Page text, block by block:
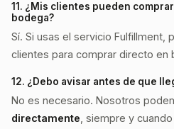
11. ¿Mis clientes pueden
bodega?
Sí. Si usas el servicio Fulfillment,
clientes para comprar directo en
12. ¿Debo avisar antes de que
No es necesario. Nosotros
directamente , siempre y